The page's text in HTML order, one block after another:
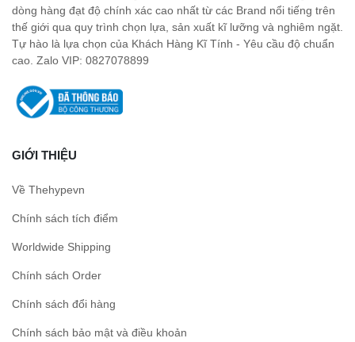
dòng hàng đạt độ chính xác cao nhất từ các Brand nổi tiếng trên
thế giới qua quy trình chọn lựa, sản xuất kĩ lưỡng và nghiêm ngặt.
Tự hào là lựa chọn của Khách Hàng Kĩ Tính - Yêu cầu độ chuẩn
cao. Zalo VIP: 0827078899
GIỚI THIỆU
Về Thehypevn
Chính sách tích điểm
Worldwide Shipping
Chính sách Order
Chính sách đổi hàng
Chính sách bảo mật và điều khoản